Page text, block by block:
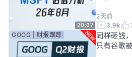
20:37
2天前
3.9k
GOOG | 财报跟踪
同样砸钱
只有谷歌